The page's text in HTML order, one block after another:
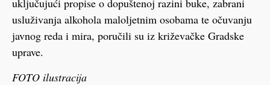
uključujući propise o dopuštenoj razini buke, zabrani
usluživanja alkohola maloljetnim osobama te očuvanju
javnog reda i mira, poručili su iz križevačke Gradske
uprave.
FOTO ilustracija